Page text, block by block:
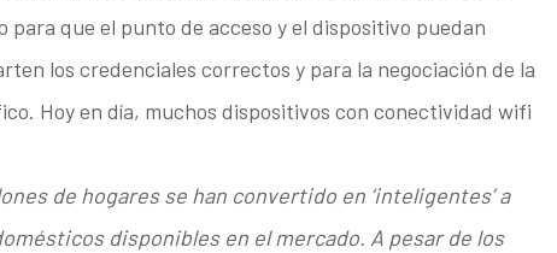
para que el punto de acceso y el dispositivo puedan
los credenciales correctos y para la negociación de la
Hoy en día, muchos dispositivos con conectividad wifi
de hogares se han convertido en ‘inteligentes’ a
disponibles en el mercado. A pesar de los